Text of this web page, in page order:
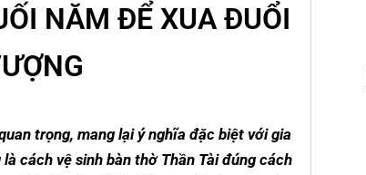
NĂM ĐỂ XUA ĐUỔI
trọng, mang lại ý nghĩa đặc biệt với gia
cách vệ sinh bàn thờ Thần Tài đúng cách